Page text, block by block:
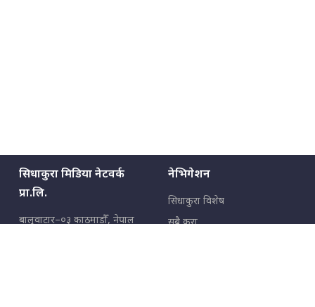
सिधाकुरा मिडिया नेटवर्क
प्रा.लि.
बालुवाटार–०३ काठमाडौँ, नेपाल
नेभिगेशन
सिधाकुरा विशेष
सबै कुरा